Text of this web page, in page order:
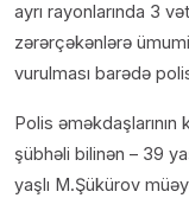
ayrı rayonlarında 3
zərərçəkənlərə
vurulması barədə
Polis
şübhəli bilinən – 39
yaşlı M.Şükürov